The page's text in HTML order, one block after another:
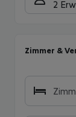
2
Zimmer &